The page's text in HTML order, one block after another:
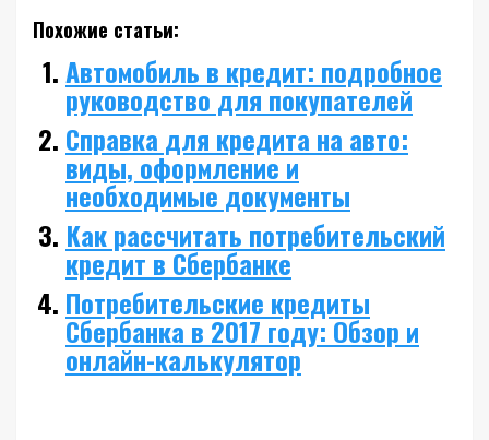
Похожие статьи:
Автомобиль в кредит: подробное
руководство для покупателей
Справка для кредита на авто:
виды, оформление и
необходимые документы
Как рассчитать потребительский
кредит в Сбербанке
Потребительские кредиты
Сбербанка в 2017 году: Обзор и
онлайн-калькулятор